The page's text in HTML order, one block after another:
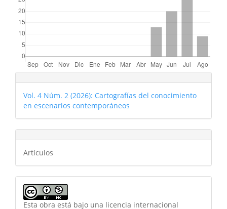
Vol. 4 Núm. 2 (2026): Cartografías del conocimiento
en escenarios contemporáneos
Artículos
Esta obra está bajo una licencia internacional